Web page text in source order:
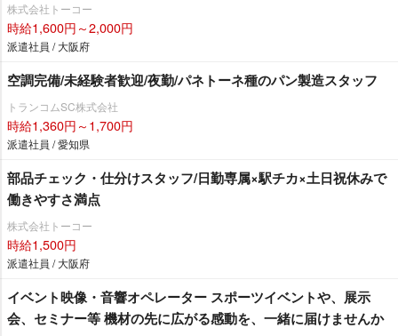
株式会社トーコー
時給1,600円～2,000円
派遣社員 / 大阪府
空調完備/未経験者歓迎/夜勤/パネトーネ種のパン製造スタッフ
トランコムSC株式会社
時給1,360円～1,700円
派遣社員 / 愛知県
部品チェック・仕分けスタッフ/日勤専属×駅チカ×土日祝休みで
働きやすさ満点
株式会社トーコー
時給1,500円
派遣社員 / 大阪府
イベント映像・音響オペレーター スポーツイベントや、展示
会、セミナー等 機材の先に広がる感動を、一緒に届けませんか